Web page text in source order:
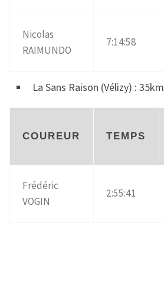
Nicolas
RAIMUNDO
7:14:58
La Sans Raison (Vélizy) : 35km
COUREUR TEMPS
Frédéric
VOGIN
2:55:41